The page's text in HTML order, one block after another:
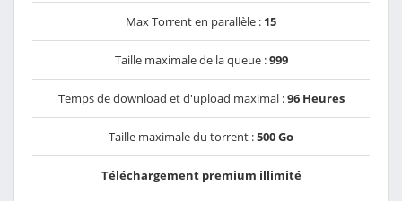
Max Torrent en parallèle : 15
Taille maximale de la queue :999
Temps de download et d'upload maximal :96 Heures
Taille maximale du torrent :500 Go
Téléchargement premium illimité